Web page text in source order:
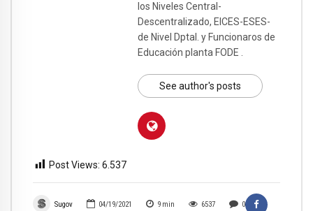
Sugov 04/19/2021 9 min 6537 0
los Niveles Central-
Descentralizado, EICES-ESES-
de Nivel Dptal. y Funcionaros de
Educación planta FODE .
See author's posts
Post Views: 6.537